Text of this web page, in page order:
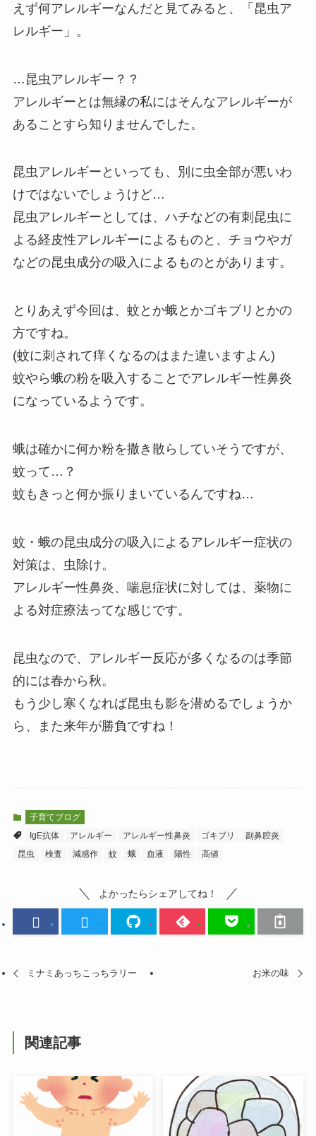
えず何アレルギーなんだと見てみると、「昆虫ア
レルギー」。
…昆虫アレルギー？？
アレルギーとは無縁の私にはそんなアレルギーが
あることすら知りませんでした。
昆虫アレルギーといっても、別に虫全部が悪いわ
けではないでしょうけど…
昆虫アレルギーとしては、ハチなどの有刺昆虫に
よる経皮性アレルギーによるものと、チョウやガ
などの昆虫成分の吸入によるものとがあります。
とりあえず今回は、蚊とか蛾とかゴキブリとかの
方ですね。
(蚊に刺されて痒くなるのはまた違いますよん)
蚊やら蛾の粉を吸入することでアレルギー性鼻炎
になっているようです。
蛾は確かに何か粉を撒き散らしていそうですが、
蚊って…？
蚊もきっと何か振りまいているんですね…
蚊・蛾の昆虫成分の吸入によるアレルギー症状の
対策は、虫除け。
アレルギー性鼻炎、喘息症状に対しては、薬物に
よる対症療法ってな感じです。
昆虫なので、アレルギー反応が多くなるのは季節
的には春から秋。
もう少し寒くなれば昆虫も影を潜めるでしょうか
ら、また来年が勝負ですね！
子育てブログ
IgE抗体
アレルギー アレルギー性鼻炎 ゴキブリ
副鼻腔炎
昆虫
検査 減感作 蚊 蛾 血液 陽性 高値
よかったらシェアしてね！
ミナミあっちこっちラリー お米の味
関連記事